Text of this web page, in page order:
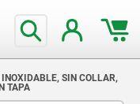
INOXIDABLE, SIN COLLAR,
TAPA